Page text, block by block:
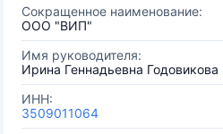
Сокращенное наименование:
ООО "ВИП"
Имя руководителя:
Ирина Геннадьевна Годовикова
ИНН:
3509011064